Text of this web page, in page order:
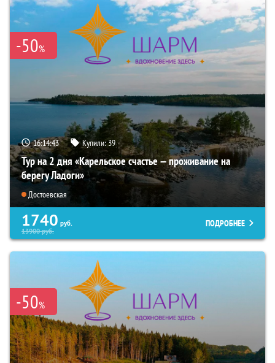
-50%
16:14:41 Купили:39
Тур на 2 дня «Карельское счастье — проживание на
берегу Ладоги»
Достоевская
1740 руб.
13900руб.
ПОДРОБНЕЕ
-50%